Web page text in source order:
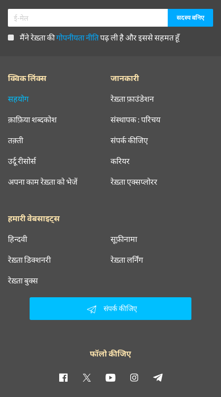
मैंने रेख़्ता कीगोपनीयता नीतिपढ़ ली है और इससे सहमत हूँ
क्विक लिंक्स
सहयोग
क़ाफ़िया शब्दकोश
तक़्ती
उर्दू रीसोर्स
अपना काम रेख़्ता को भेजें
जानकारी
रेख़्ता फ़ाउंडेशन
संस्थापक : परिचय
संपर्क कीजिए
करियर
रेख़्ता एक्सप्लोरर
हमारी वेबसाइट्स
हिन्दवी सूफ़ीनामा
रेख़्ता डिक्शनरी रेख़्ता लर्निंग
रेख़्ता बुक्स
संपर्क कीजिए
फॉलो कीजिए